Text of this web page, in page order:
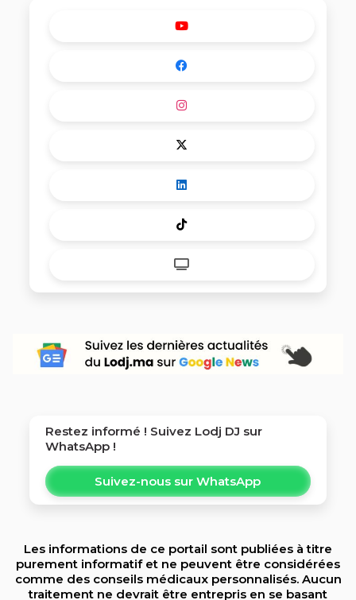
Restez informé ! Suivez Lodj DJ sur
WhatsApp !
Suivez-nous sur WhatsApp
Les informations de ce portail sont publiées à titre
purement informatif et ne peuvent être considérées
comme des conseils médicaux personnalisés. Aucun
traitement ne devrait être entrepris en se basant